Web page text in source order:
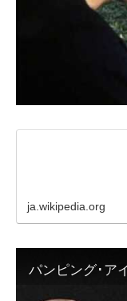
ja.wikipedia.org